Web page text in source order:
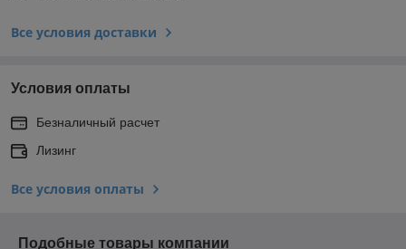
Все условия доставки
Условия оплаты
Безналичный расчет
Лизинг
Все условия оплаты
Подобные товары компании